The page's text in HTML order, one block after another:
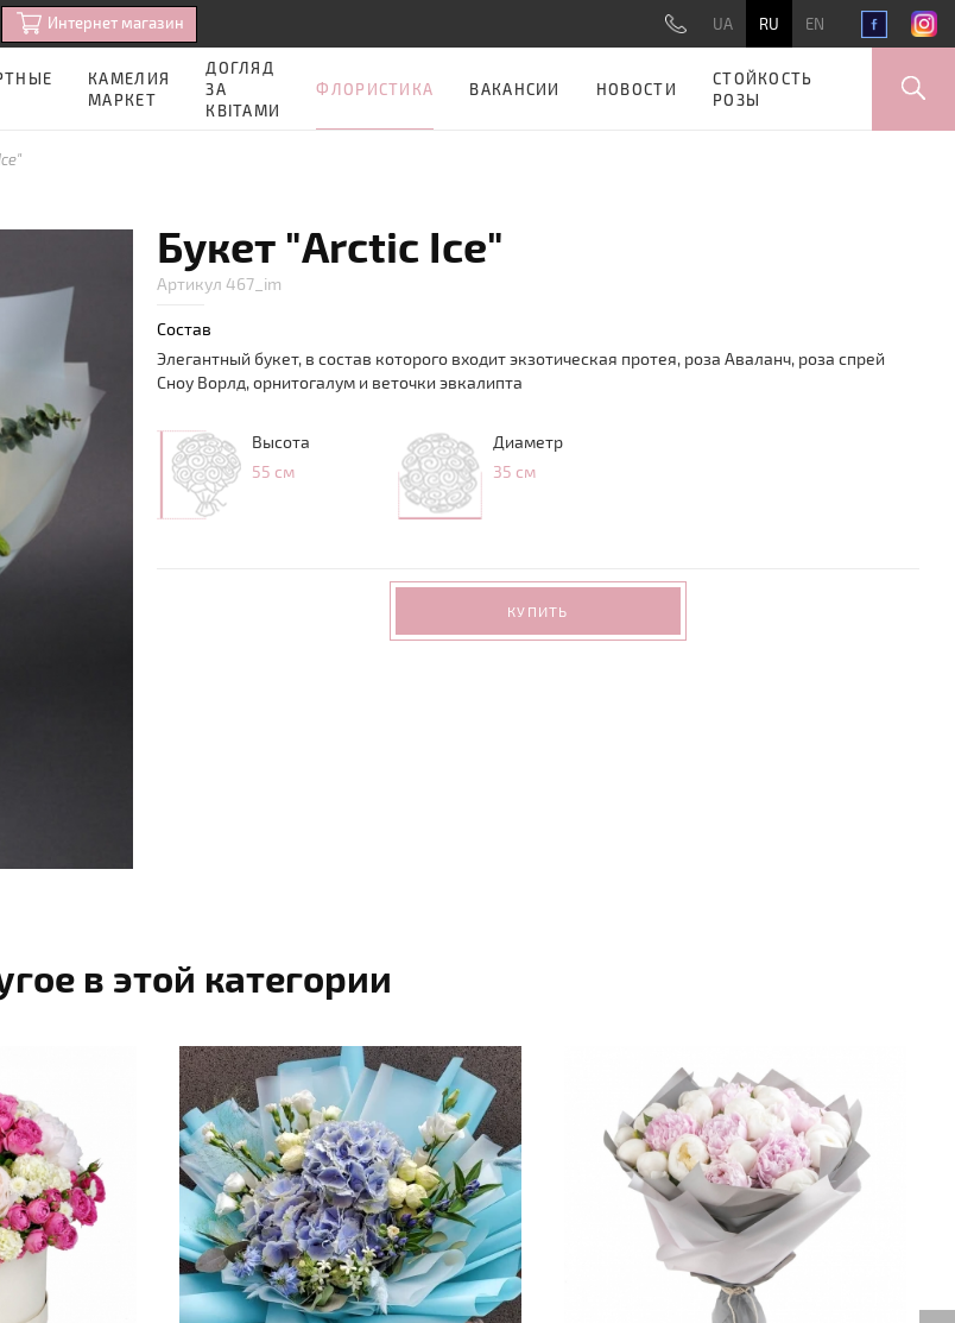
Интернет магазин UA RU EN
КАМЕЛИЯ
МАРКЕТ
ДОГЛЯД
ЗА
КВІТАМИ
ФЛОРИСТИКА ВАКАНСИИ НОВОСТИ
СТОЙКОСТЬ
РОЗЫ
Букет "Arctic Ice"
Артикул 467_im
Состав
Элегантный букет, в состав которого входит экзотическая протея, роза Аваланч, роза спрей
Сноу Ворлд, орнитогалум и веточки эвкалипта
Высота
55 см
Диаметр
35 см
КУПИТЬ
в этой категории